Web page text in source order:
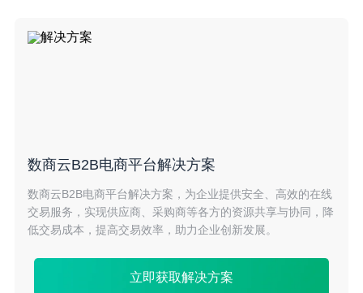
数商云B2B电商平台解决方案
数商云B2B电商平台解决方案，为企业提供安全、高效的在线
交易服务，实现供应商、采购商等各方的资源共享与协同，降
低交易成本，提高交易效率，助力企业创新发展。
立即获取解决方案